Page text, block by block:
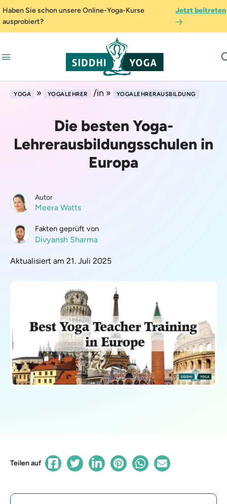
Haben Sie schon unsere Online-Yoga-Kurse
ausprobiert?
Jetzt beitreten
YOGA » YOGALEHRER /in » YOGALEHRERAUSBILDUNG
Die besten Yoga-
Lehrerausbildungsschulen in
Europa
Autor
Meera Watts
Fakten geprüft von
Divyansh Sharma
Aktualisiert am 21. Juli 2025
Teilen auf